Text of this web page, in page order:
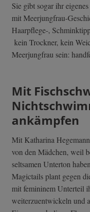
Sie gibt sogar ihr
mit Meerjungfrau-
Haarpflege-,
kein Trockner, kein
Meerjungfrau sein:
Mit
ankämpfen
Mit Katharina
von den Mädchen, weil
seltsamen Unterton
Magictails plant gegen
mit femininem Unterteil
weiterzuentwickeln und